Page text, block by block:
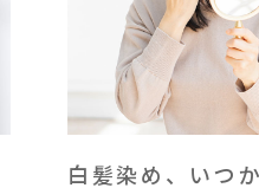
白髪染め、いつ